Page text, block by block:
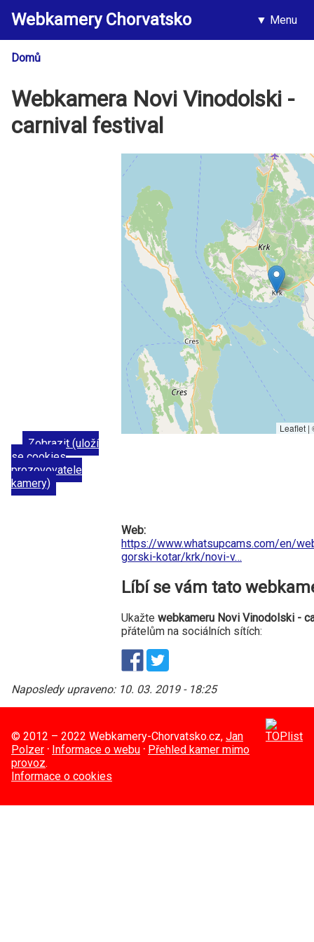
Webkamery Chorvatsko
Hlavní
Menu
navigace
Domů
Webkamera Novi Vinodolski -
carnival festival
Zobrazit (uloží
se cookies
prozovovatele
kamery)
Leaflet
Web:
https://www.whatsupcams.com/en/
gorski-kotar/krk/novi-v…
Líbí se vám tato
Ukažte webkameru Novi Vinodolski -
přátelům na sociálních sítích:
Naposledy upraveno: 10. 03. 2019 - 18:25
© 2012 – 2022 Webkamery-Chorvatsko.cz, Jan
Polzer · Informace o webu · Přehled kamer mimo
provoz.
Informace o cookies